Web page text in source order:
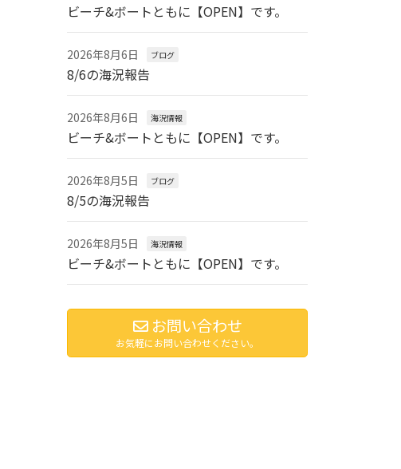
ビーチ&ボートともに【OPEN】です。
2026年8月6日 ブログ
8/6の海況報告
2026年8月6日 海況情報
ビーチ&ボートともに【OPEN】です。
2026年8月5日 ブログ
8/5の海況報告
2026年8月5日 海況情報
ビーチ&ボートともに【OPEN】です。
お問い合わせ
お気軽にお問い合わせください。